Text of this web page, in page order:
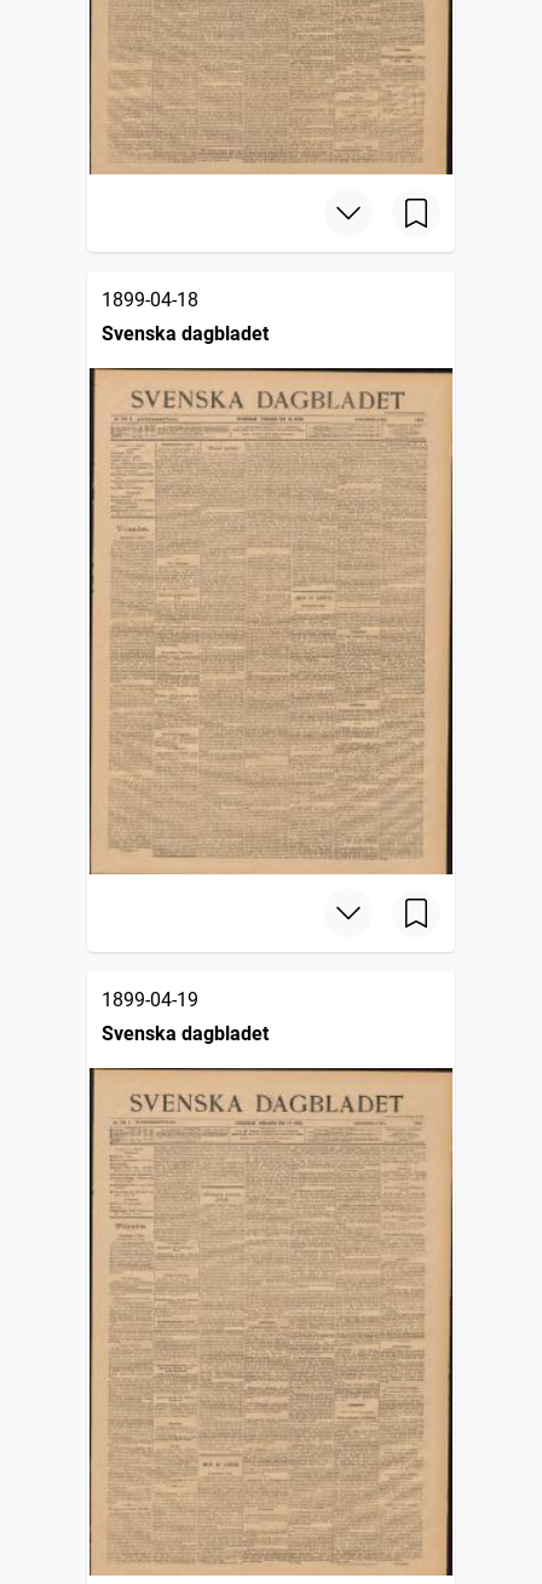
1899-04-18
Svenska dagbladet
1899-04-19
Svenska dagbladet